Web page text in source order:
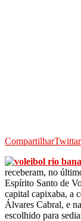
CompartilharTwittar
receberam, no
Espírito Santo de
capital capixaba, a
Álvares Cabral, e
escolhido para